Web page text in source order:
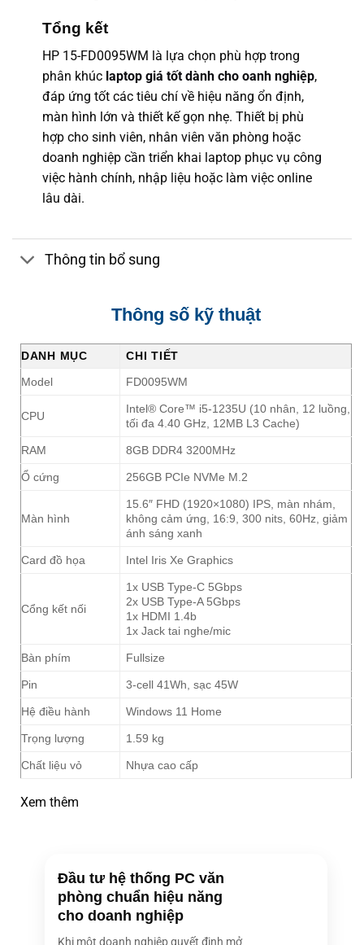
Tổng kết
HP 15-FD0095WM là lựa chọn phù hợp trong
phân khúc laptop giá tốt dành cho oanh nghiệp,
đáp ứng tốt các tiêu chí về hiệu năng ổn định,
màn hình lớn và thiết kế gọn nhẹ. Thiết bị phù
hợp cho sinh viên, nhân viên văn phòng hoặc
doanh nghiệp cần triển khai laptop phục vụ công
việc hành chính, nhập liệu hoặc làm việc online
lâu dài.
Thông tin bổ sung
Thông số kỹ thuật
DANH MỤC
CHI TIẾT
Model
FD0095WM
CPU
Intel® Core™ i5-1235U (10 nhân, 12 luồng,
tối đa 4.40 GHz, 12MB L3 Cache)
RAM 8GB DDR4 3200MHz
Ổ cứng 256GB PCIe NVMe M.2
Màn hình
15.6″ FHD (1920×1080) IPS, màn nhám,
không cảm ứng, 16:9, 300 nits, 60Hz, giảm
ánh sáng xanh
Card đồ họa Intel Iris Xe Graphics
Cổng kết nối
1x USB Type-C 5Gbps
2x USB Type-A 5Gbps
1x HDMI 1.4b
1x Jack tai nghe/mic
Bàn phím Fullsize
Pin 3-cell 41Wh, sạc 45W
Hệ điều hành Windows 11 Home
Trọng lượng 1.59 kg
Chất liệu vỏ Nhựa cao cấp
Xem thêm
Đầu tư hệ thống PC văn
phòng chuẩn hiệu năng
cho doanh nghiệp
Khi một doanh nghiệp quyết định mở